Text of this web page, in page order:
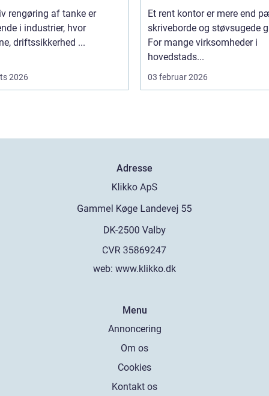
rengøring af tanke er
i industrier, hvor
driftssikkerhed ...
2026
Et rent kontor er mere end
skriveborde og støvsugede
For mange virksomheder i
hovedstads...
03 februar 2026
Adresse
web: www.klikko.dk
Menu
Annoncering
Om os
Cookies
Kontakt os